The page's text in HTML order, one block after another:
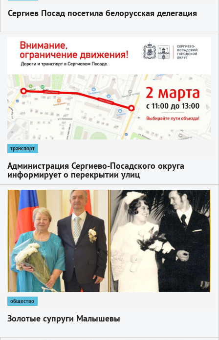
Сергиев Посад посетила белорусская делегация
транспорт
Администрация Сергиево-Посадского округа
информирует о перекрытии улиц
общество
Золотые супруги Малышевы